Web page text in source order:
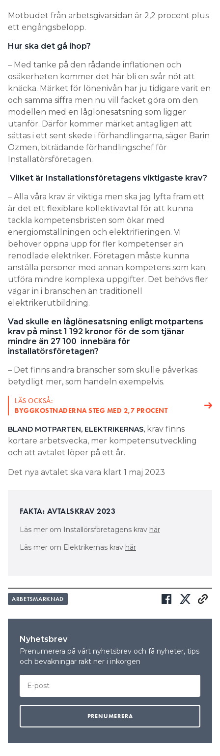
Motbudet från arbetsgivarsidan är 2,2 procent plus
ett engångsbelopp.
Hur ska det gå ihop?
– Med tanke på den rådande inflationen och
osäkerheten kommer det här bli en svår nöt att
knäcka. Märket för lönenivån har ju tidigare varit en
och samma siffra men nu vill facket göra om den
modellen med en låglönesatsning som ligger
utanför. Därför kommer märket antagligen att
sättas i ett sent skede i förhandlingarna, säger Barin
Özmen, biträdande förhandlingschef för
Installatörsföretagen.
Vilket är Installationsföretagens viktigaste krav?
– Alla våra krav är viktiga men ska jag lyfta fram ett
är det ett flexiblare kollektivavtal för att kunna
tackla kompetensbristen som ökar med
energiomställningen och elektrifieringen. Vi
behöver öppna upp för fler kompetenser än
renodlade elektriker. Företagen måste kunna
anställa personer med annan kompetens som kan
utföra mindre komplexa uppgifter. Det behövs fler
vägar in i branschen än traditionell
elektrikerutbildning.
Vad skulle en låglönesatsning enligt motpartens
krav på minst 1 192 kronor för de som tjänar
mindre än 27 100 innebära för
installatörsföretagen?
– Det finns andra branscher som skulle påverkas
betydligt mer, som handeln exempelvis.
LÄS OCKSÅ:
BYGGKOSTNADERNA STEG MED 2,7 PROCENT
BLAND MOTPARTEN, ELEKTRIKERNAS, krav finns
kortare arbetsvecka, mer kompetensutveckling
och att avtalet löper på ett år.
Det nya avtalet ska vara klart 1 maj 2023
FAKTA: AVTALSKRAV 2023
Läs mer om Installörsföretagens krav här
Läs mer om Elektrikernas krav här
ARBETSMARKNAD
Nyhetsbrev
Prenumerera på vårt nyhetsbrev och få nyheter, tips
och bevakningar rakt ner i inkorgen